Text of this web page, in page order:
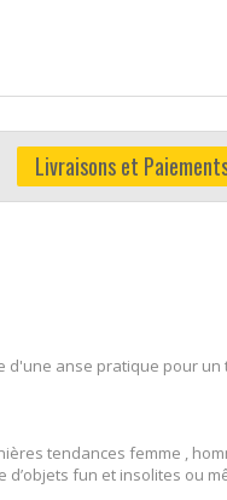
Livraisons et
anse pratique pour
tendances femme ,
fun et insolites ou